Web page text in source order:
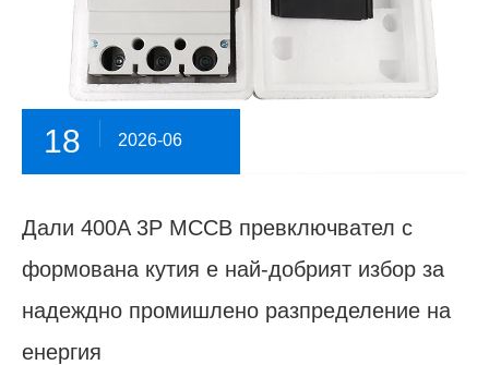
18 2026-06
Дали 400A 3P MCCB превключвател с
формована кутия е най-добрият избор за
надеждно промишлено разпределение на
енергия